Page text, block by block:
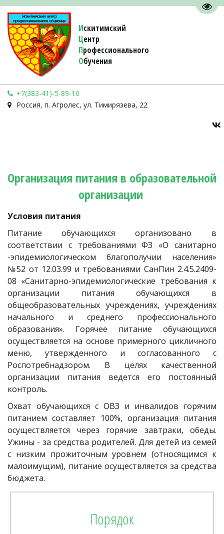
Искитимский
Центр
Профессионального
Обучения
+7(383-41)-5-89-10
Россия, п. Агролес, ул. Тимирязева, 22
Организация питания в образовательной
организации
Условия питания
Питание обучающихся организовано в
соответствии с требованиями ФЗ «О санитарно
-эпидемиологическом благополучии населения»
№52 от 12.03.99 и требованиями СанПин 2.4.5.2409-
08 «Санитарно-эпидемиологические требования к
организации питания обучающихся в
общеобразовательных учреждениях, учреждениях
начального и среднего профессионального
образования». Горячее питание обучающихся
осуществляется на основе примерного цикличного
меню, утвержденного и согласованного с
Роспотребнадзором. В целях качественной
организации питания ведется его постоянный
контроль.
Охват обучающихся с ОВЗ и инвалидов горячим
питанием составляет 100%, организация питания
осуществляется через горячие завтраки, обеды.
Ужины - за средства родителей. Для детей из семей
с низким прожиточным уровнем (относящимся к
малоимущим), питание осуществляется за средства
бюджета.
Порядок